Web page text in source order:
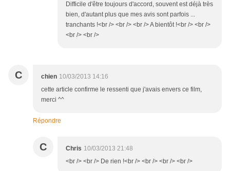
Difficile d'être toujours d'accord, souvent est déjà très
bien, d'autant plus que mes avis sont parfois ...
tranchants !<br /> <br /> <br /> A bientôt !<br /> <br />
<br /> <br />
C chien 10/03/2013 14:16
cette article confirme le ressenti que j'avais envers ce film,
merci ^^
Répondre
C Chris 10/03/2013 21:48
<br /> <br /> De rien !<br /> <br /> <br /> <br />